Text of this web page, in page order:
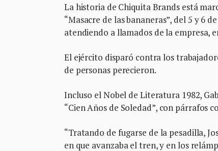
La historia de Chiquita Brands está
“Masacre de las bananeras”, del 5 y 6
atendiendo a llamados de la empresa,
El ejército disparó contra los
de personas perecieron.
Incluso el Nobel de Literatura 1982,
“Cien Años de Soledad”, con párrafos
“Tratando de fugarse de la pesadilla,
en que avanzaba el tren, y en los